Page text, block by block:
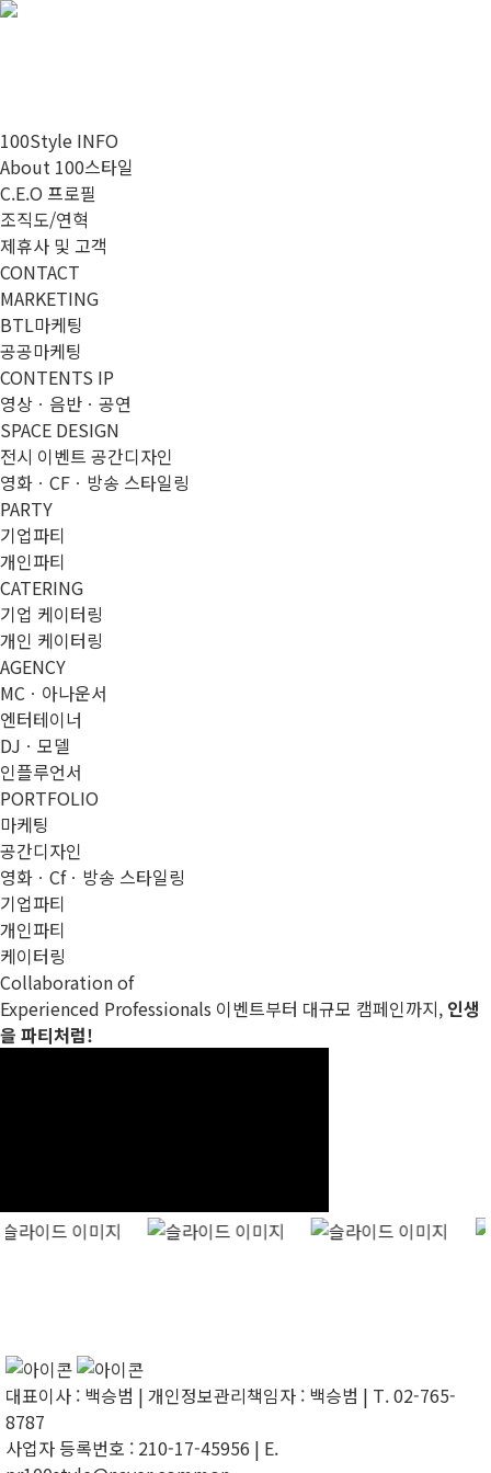
100Style INFO
About 100스타일
C.E.O 프로필
조직도/연혁
제휴사 및 고객
CONTACT
MARKETING
BTL마케팅
공공마케팅
CONTENTS IP
영상ㆍ음반ㆍ공연
SPACE DESIGN
전시 이벤트 공간디자인
영화ㆍCFㆍ방송 스타일링
PARTY
기업파티
개인파티
CATERING
기업 케이터링
개인 케이터링
AGENCY
MCㆍ아나운서
엔터테이너
DJㆍ모델
인플루언서
PORTFOLIO
마케팅
공간디자인
영화ㆍCfㆍ방송 스타일링
기업파티
개인파티
케이터링
Collaboration of
Experienced Professionals 이벤트부터 대규모 캠페인까지, 인생
을 파티처럼!
대표이사 : 백승범 | 개인정보관리책임자 : 백승범 | T. 02-765-
8787
사업자 등록번호 : 210-17-45956 | E.